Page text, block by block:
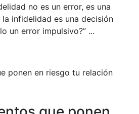
no es un error, es una
la infidelidad es una decisión
un error impulsivo?” ...